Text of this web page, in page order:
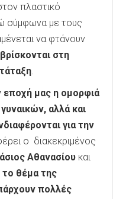
πλαστικό
σύμφωνα με τους
να φτάνουν
στη
.
εποχή μας η ομορφιά
αλλά και
για την
ο διακεκριμένος
Αθανασίου και
θέμα της
πολλές